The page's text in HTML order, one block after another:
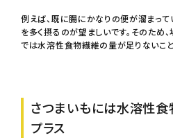
例えば、既に腸にかなりの便が溜まっ
を多く摂るのが望ましいです。そのため
では水溶性食物繊維の量が足りないこと
さつまいもには水溶性
プラス